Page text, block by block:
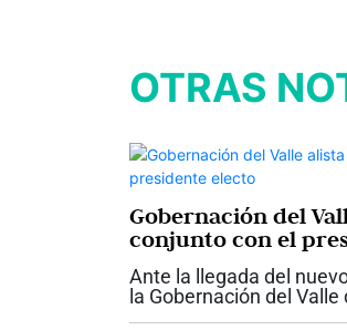
OTRAS
Gobernación del
conjunto con el
Ante la llegada del
la Gobernación del
su disposición para